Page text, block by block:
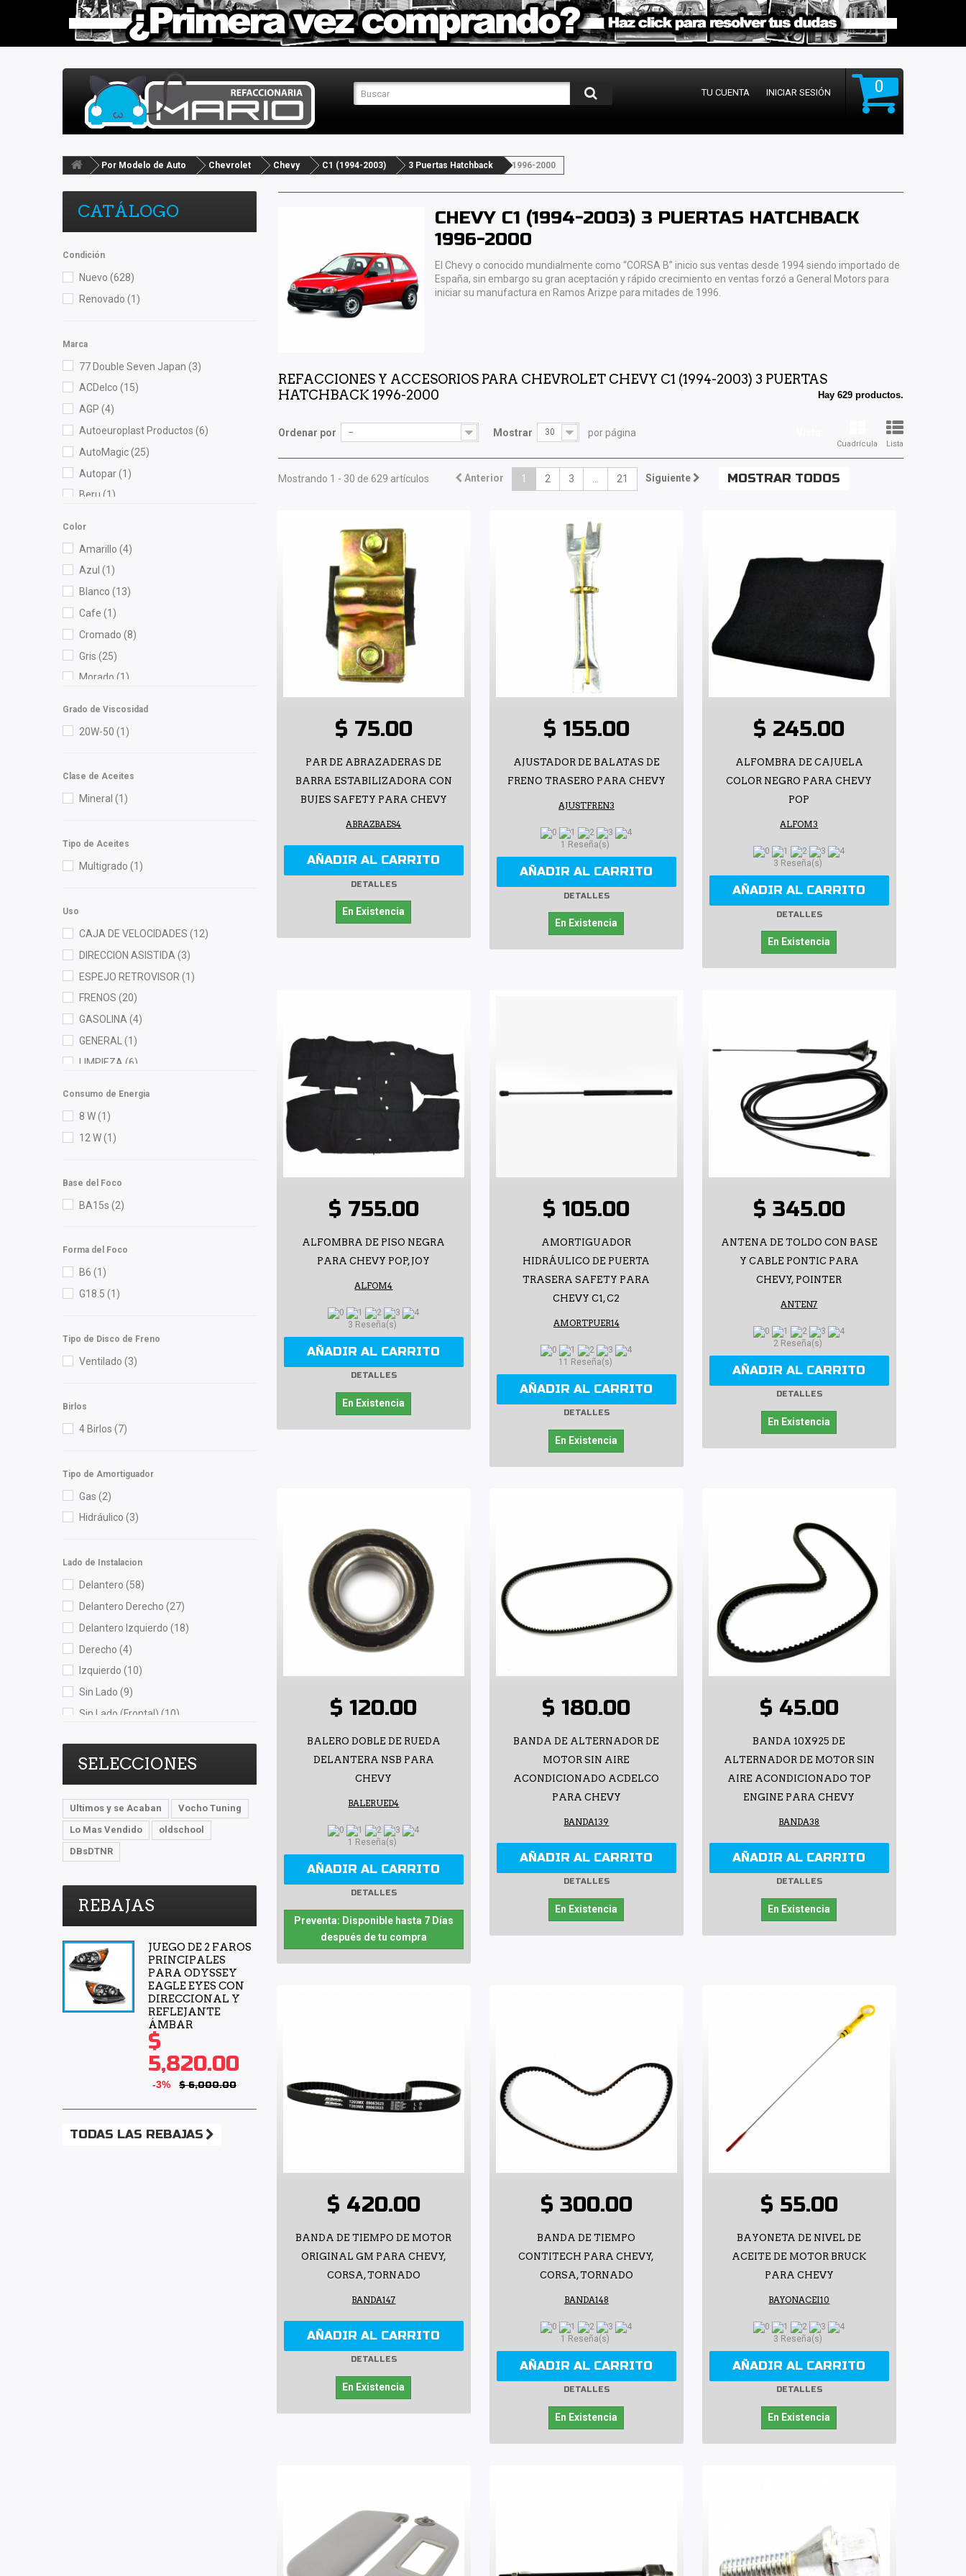
0
TU CUENTA INICIAR SESIÓN
Por Modelo de Auto Chevrolet Chevy C1 (1994-2003) 3 Puertas Hatchback 1996-2000
CATÁLOGO
Condición
Nuevo (628)
Renovado (1)
Marca
77 Double Seven Japan (3)
ACDelco (15)
AGP (4)
Autoeuroplast Productos (6)
AutoMagic(25)
Autopar(1)
Beru (1)
Contitech(3)
Cuna Encantada
Delphi(1)
DEPO(4)
dph
HO(2)
HUSHAN
Ina(1)
ISAKA(9)
K'nadian(1)
Luk (1)
Lusac
M Series
Nikko(1)
NSB(4)
OEP(16)
Pontic(2)
PRO FORTUNE
Purolator (1)
Quezada (3)
Recal(81)
Rivsa(1)
Safety(7)
Scuda(1)
Shift It(2)
SKF(1)
Speedymexx(56)
Superseal(5)
SYD(7)
TF Victor(5)
TMK(1)
TomCo(10)
Tong Yang
Top Engine
Top View Premium(3)
Totalparts(2)
Color
Amarillo (4)
Azul (1)
Blanco (13)
Cafe (1)
Cromado (8)
Gris (25)
Morado (1)
Grado de Viscosidad
20W-50 (1)
Clase de Aceites
Mineral (1)
Tipo de Aceites
Multigrado (1)
Uso
CAJA DE VELOCIDADES (12)
DIRECCION ASISTIDA (3)
ESPEJO RETROVISOR (1)
FRENOS (20)
GASOLINA (4)
GENERAL (1)
LIMPIEZA (6)
Consumo de Energia
8 W(1)
12 W(1)
Base del Foco
BA15s (2)
Forma del Foco
B6 (1)
G18.5 (1)
Tipo de Disco de Freno
Ventilado (3)
Birlos
4 Birlos (7)
Tipo de Amortiguador
Gas (2)
Hidráulico (3)
Lado de Instalacion
Delantero (58)
Delantero Derecho (27)
Delantero Izquierdo (18)
Derecho (4)
Izquierdo (10)
Sin Lado (9)
Sin Lado (Frontal) (10)
Trasero(35)
Trasero Izquierdo(6)
SELECCIONES
Ultimos y se Acaban
Vocho Tuning
Lo Mas Vendido
oldschool
DBsDTNR
REBAJAS
JUEGO DE 2 FAROS
PRINCIPALES
PARA ODYSSEY
EAGLE EYES CON
DIRECCIONAL Y
REFLEJANTE
ÁMBAR
$
5,820.00
-3% $ 6,000.00
TODAS LAS REBAJAS
CHEVY C1 (1994-2003) 3 PUERTAS HATCHBACK
1996-2000
El Chevy o conocido mundialmente como “CORSA B” inicio sus ventas desde 1994 siendo importado de
España, sin embargo su gran aceptación y rápido crecimiento en ventas forzó a General Motors para
iniciar su manufactura en Ramos Arizpe para mitades de 1996.
REFACCIONES Y ACCESORIOS PARA CHEVROLET CHEVY C1 (1994-2003) 3 PUERTAS
HATCHBACK 1996-2000
Hay 629 productos.
Cuadrícula Lista
Ordenar por -- Mostrar 30 por página
MOSTRAR TODOS
Anterior 1 2 3 21 Siguiente
Mostrando 1 - 30 de 629 artículos
$ 75.00
PAR DE ABRAZADERAS DE
BARRA ESTABILIZADORA CON
BUJES SAFETY PARA CHEVY
ABRAZBAES4
AÑADIR AL CARRITO
DETALLES
En Existencia
$ 155.00
AJUSTADOR DE BALATAS DE
FRENO TRASERO PARA CHEVY
AJUSTFREN3
1 Reseña(s)
AÑADIR AL CARRITO
DETALLES
En Existencia
$ 245.00
ALFOMBRA DE CAJUELA
COLOR NEGRO PARA CHEVY
POP
ALFOM3
3 Reseña(s)
AÑADIR AL CARRITO
DETALLES
En Existencia
$ 755.00
ALFOMBRA DE PISO NEGRA
PARA CHEVY POP, JOY
ALFOM4
3 Reseña(s)
AÑADIR AL CARRITO
DETALLES
En Existencia
$ 105.00
AMORTIGUADOR
HIDRÁULICO DE PUERTA
TRASERA SAFETY PARA
CHEVY C1, C2
AMORTPUER14
11 Reseña(s)
AÑADIR AL CARRITO
DETALLES
En Existencia
$ 345.00
ANTENA DE TOLDO CON BASE
Y CABLE PONTIC PARA
CHEVY, POINTER
ANTEN7
2 Reseña(s)
AÑADIR AL CARRITO
DETALLES
En Existencia
$ 120.00
BALERO DOBLE DE RUEDA
DELANTERA NSB PARA
CHEVY
BALERUED4
1 Reseña(s)
AÑADIR AL CARRITO
DETALLES
Preventa: Disponible hasta 7 Días
después de tu compra
$ 180.00
BANDA DE ALTERNADOR DE
MOTOR SIN AIRE
ACONDICIONADO ACDELCO
PARA CHEVY
BANDA139
AÑADIR AL CARRITO
DETALLES
En Existencia
$ 45.00
BANDA 10X925 DE
ALTERNADOR DE MOTOR SIN
AIRE ACONDICIONADO TOP
ENGINE PARA CHEVY
BANDA38
AÑADIR AL CARRITO
DETALLES
En Existencia
$ 420.00
BANDA DE TIEMPO DE MOTOR
ORIGINAL GM PARA CHEVY,
CORSA, TORNADO
BANDA147
AÑADIR AL CARRITO
DETALLES
En Existencia
$ 300.00
BANDA DE TIEMPO
CONTITECH PARA CHEVY,
CORSA, TORNADO
BANDA148
1 Reseña(s)
AÑADIR AL CARRITO
DETALLES
En Existencia
$ 55.00
BAYONETA DE NIVEL DE
ACEITE DE MOTOR BRUCK
PARA CHEVY
BAYONACEI10
3 Reseña(s)
AÑADIR AL CARRITO
DETALLES
En Existencia